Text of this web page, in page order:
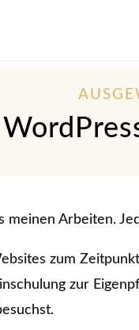
meinen Arbeiten.
zum
zur